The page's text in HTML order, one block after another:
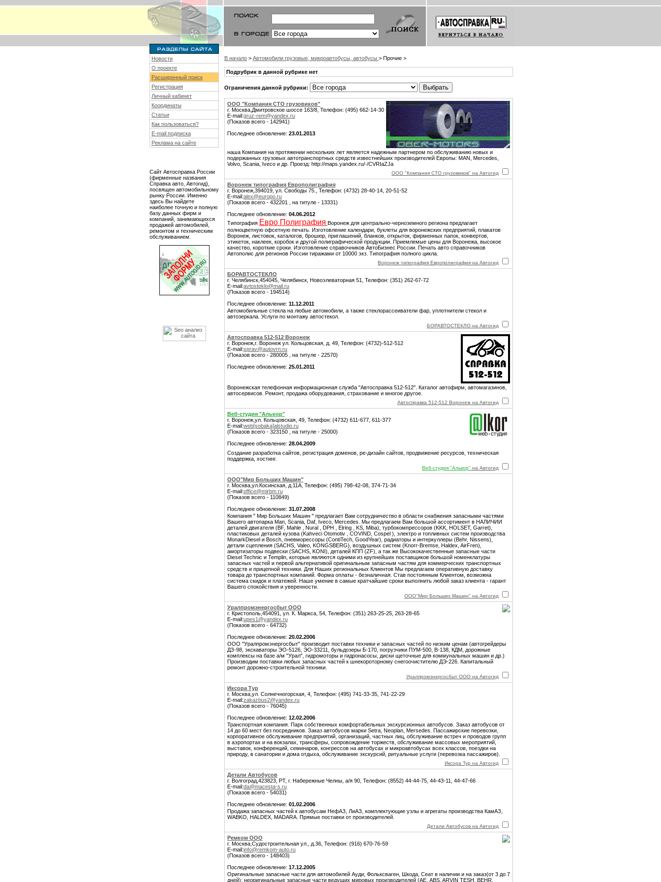
Новости
О проекте
Расширенный поиск
Регистрация
Личный кабинет
Координаты
Статьи
Как пользоваться?
E-mail подписка
Реклама на сайте
Сайт Автосправка России
(фирменные названия
Справка авто, Автогид),
посвящен автомобильному
рынку России. Именно
здесь Вы найдете
наиболее точную и полную
базу данных фирм и
компаний, занимающихся
продажей автомобилей,
ремонтом и техническим
обслуживанием.
В начало > Автомобили грузовые, микроавтобусы, автобусы > Прочие >
Подрубрик в данной рубрике нет
Ограничения данной рубрики:
ООО "Компания СТО грузовиков"
г. Москва,Дмитровское шоссе 163/8, Телефон: (495) 662-14-30
E-mail:gruz-rem@yandex.ru
(Показов всего - 142941)
Последнее обновление: 23.01.2013
наша Компания на протяжении нескольких лет является надежным партнером по обслуживанию новых и
подержанных грузовых автотранспортных средств известнейших производителей Европы: MAN, Mercedes,
Volvo, Scania, Iveco и др. Проезд: http://maps.yandex.ru/-/CVRIaZJa
ООО "Компания СТО грузовиков" на Автогид
Воронеж типография Европолиграфия
г. Воронеж,394019, ул. Свободы 75., Телефон: (4732) 28-40-14, 20-51-52
E-mail:alex@europo.ru
(Показов всего - 432201 , на титуле - 13331)
Последнее обновление: 04.06.2012
Типография Евро Полиграфия Воронеж для центрально-черноземного региона предлагает
полноцветную офсетную печать. Изготовление календари, буклеты для воронежских предприятий, плакатов
Воронеж, листовок, каталогов, брошюр, приглашений, бланков, открыток, фирменных папок, конвертов,
этикеток, наклеек, коробок и другой полиграфической продукции. Приемлемые цены для Воронежа, высокое
качество, короткие сроки. Изготовление справочников АвтоБизнес России. Печать авто справочников
Автополис для регионов России тиражами от 10000 экз. Типография полного цикла.
Воронеж типография Европолиграфия на Автогид
БОРАВТОСТЕКЛО
г. Челябинск,454045, Челябинск, Новоэлеваторная 51, Телефон: (351) 262-67-72
E-mail:avtosteklo@mail.ru
(Показов всего - 194514)
Последнее обновление: 11.12.2011
Автомобильные стекла на любые автомобили, а также стеклорассеиватели фар, уплотнители стекол и
автозеркала. Услуги по монтажу автостекол.
БОРАВТОСТЕКЛО на Автогид
Автосправка 512-512 Воронеж
г. Воронеж,г. Воронеж ул. Кольцовская, д. 49, Телефон: (4732)-512-512
E-mail:sprav@autovrn.ru
(Показов всего - 280005 , на титуле - 22570)
Последнее обновление: 25.01.2011
Воронежская телефонная информационная служба "Автосправка 512-512". Каталог автофирм, автомагазинов,
автосервисов. Ремонт, продажа оборудования, страхование и многое другое.
Автосправка 512-512 Воронеж на Автогид
Веб-студия "Алькор"
г. Воронеж,ул. Кольцовская, 49, Телефон: (4732) 611-677, 611-377
E-mail:web[sobaka]alstudio.ru
(Показов всего - 323150 , на титуле - 25000)
Последнее обновление: 28.04.2009
Создание разработка сайтов, регистрация доменов, ре-дизайн сайтов, продвижение ресурсов, техническая
поддержка, хостинг.
Веб-студия "Алькор" на Автогид
ООО"Мир Больших Машин"
г. Москва,ул.Косинская, д.11А, Телефон: (495) 798-42-08, 374-71-34
E-mail:office@mirbm.ru
(Показов всего - 110849)
Последнее обновление: 31.07.2008
Компания " Мир Больших Машин " предлагает Вам сотрудничество в области снабжения запасными частями
Вашего автопарка Man, Scania, Daf, Iveco, Mercedes. Мы предлагаем Вам большой ассортимент в НАЛИЧИИ
деталей двигателя (BF, Mahle , Nural , DPH , Elring , KS, Miba), турбокомпрессоров (KKK, HOLSET, Garret),
пластиковых деталей кузова (Kahveci Otomotiv , COVIND, Cospel ), электро и топливных систем производства
MonarkDiesel и Bosch, пневморессоры (ContiTech, GoodYear), радиаторы и интеркуллеры (Behr, Nissens),
детали сцепления (SACHS, Valeo, KONGSBERG), воздушных систем (Knorr-Bremse, Haldex, AirFren),
амортизаторы подвески (SACHS, KONI), деталей КПП (ZF), а так же Высококачественные запасные части
Diesel Technic и Templin, которые являются одними из крупнейших поставщиков большой номенклатуры
запасных частей и первой альтернативой оригинальным запасным частям для коммерческих транспортных
средств и прицепной техники. Для Наших региональных Клиентов Мы предлагаем оперативную доставку
товара до транспортных компаний. Форма оплаты - безналичная. Став постоянным Клиентом, возможна
система скидок и платежей. Наше умение в самые кратчайшие сроки выполнить любой заказ клиента - гарант
Вашего спокойствия и уверенности.
ООО"Мир Больших Машин" на Автогид
Уралпромэнергосбыт ООО
г. Кристополь,454091, ул. К. Маркса, 54, Телефон: (351) 263-25-25, 263-28-65
E-mail:upes1@yandex.ru
(Показов всего - 64732)
Последнее обновление: 20.02.2006
ООО "Уралпромэнергосбыт" производит поставки техники и запасных частей по низким ценам (автогрейдеры
ДЗ-98, экскаваторы ЭО-5126, ЭО-33211, бульдозеры Б-170, погрузчики ПУМ-500, В-138, КДМ, дорожные
комплексы на базе а/м "Урал", гидромоторы и гидронасосы, диски щеточные для коммунальных машин и др.)
Производим поставки любых запасных частей к шнекороторному снегоочистителю ДЭ-226. Капитальный
ремонт дорожно-строительной техники.
Уралпромэнергосбыт ООО на Автогид
Иксора Тур
г. Москва,ул. Солнечногорская, 4, Телефон: (495) 741-33-35, 741-22-29
E-mail:zakazbus2@yandex.ru
(Показов всего - 76045)
Последнее обновление: 12.02.2006
Транспортная компания. Парк собственных комфортабельных экскурсионных автобусов. Заказ автобусов от
14 до 60 мест без посредников. Заказ автобусов марки Setra, Neoplan, Mersedes. Пассажирские перевозки,
корпоративное обслуживание предприятий, организаций, частных лиц, обслуживание встреч и проводов групп
в аэропортах и на вокзалах, трансферы, сопровождение торжеств, обслуживание массовых мероприятий,
выставок, конференций, семинаров, конгрессов на автобусах и микроавтобусах всех классов, поездки на
природу, в санатории и дома отдыха, обслуживание экскурсий, ритуальные услуги (перевозка пассажиров).
Иксора Тур на Автогид
Детали Автобусов
г. Волгоград,423823, РТ, г. Набережные Челны, а/я 90, Телефон: (8552) 44-44-75, 44-43-11, 44-47-66
E-mail:da@macesta-s.ru
(Показов всего - 54031)
Последнее обновление: 01.02.2006
Продажа запасных частей к автобусам НефАЗ, ЛиАЗ, комплектующие узлы и агрегаты производства КамАЗ,
WABKO, HALDEX, MADARA. Прямые поставки от производителей.
Детали Автобусов на Автогид
Ремком ООО
г. Москва,Судостроительная ул., д.36, Телефон: (916) 670-76-59
E-mail:info@remkom-auto.ru
(Показов всего - 148403)
Последнее обновление: 17.12.2005
Оригинальные запасные части для автомобилей Ауди, Фольксваген, Шкода, Сеат в наличии и на заказ(от 3 до 7
дней); неоригинальные запасные части ведущих мировых производителей (АЕ, ABS, ARVIN TESH, BEHR,